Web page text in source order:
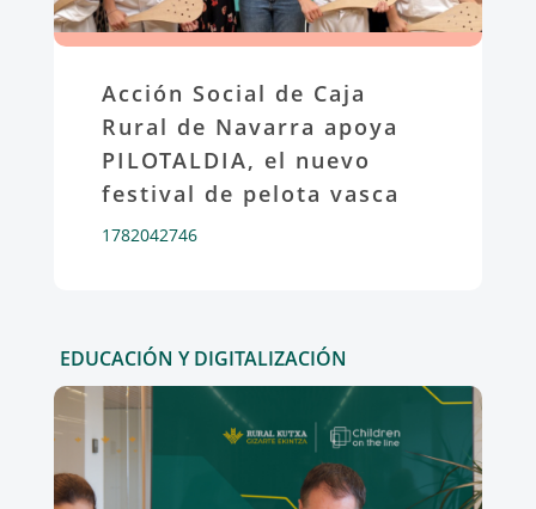
Acción Social de Caja
Rural de Navarra apoya
PILOTALDIA, el nuevo
festival de pelota vasca
1782042746
EDUCACIÓN Y DIGITALIZACIÓN